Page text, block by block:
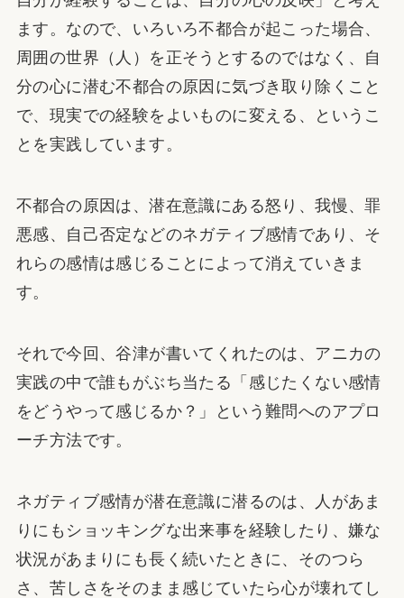
ます。なので、いろいろ不都合が起こった場合、
周囲の世界（人）を正そうとするのではなく、自
分の心に潜む不都合の原因に気づき取り除くこと
で、現実での経験をよいものに変える、というこ
とを実践しています。
不都合の原因は、潜在意識にある怒り、我慢、罪
悪感、自己否定などのネガティブ感情であり、そ
れらの感情は感じることによって消えていきま
す。
それで今回、谷津が書いてくれたのは、アニカの
実践の中で誰もがぶち当たる「感じたくない感情
をどうやって感じるか？」という難問へのアプロ
ーチ方法です。
ネガティブ感情が潜在意識に潜るのは、人があま
りにもショッキングな出来事を経験したり、嫌な
状況があまりにも長く続いたときに、そのつら
さ、苦しさをそのまま感じていたら心が壊れてし